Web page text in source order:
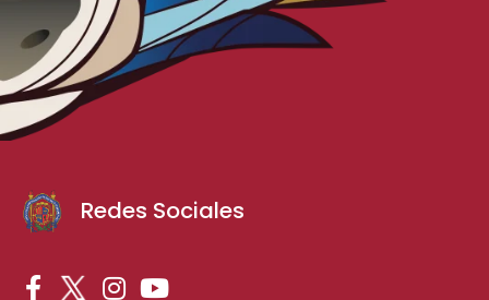
Redes Sociales